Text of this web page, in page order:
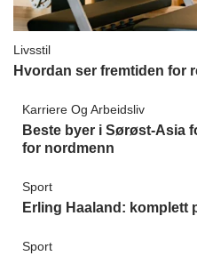
Livsstil
Hvordan ser fremtiden for
Karriere Og Arbeidsliv
Beste byer i Sørøst-Asia
for nordmenn
Sport
Erling Haaland: komplett
Sport